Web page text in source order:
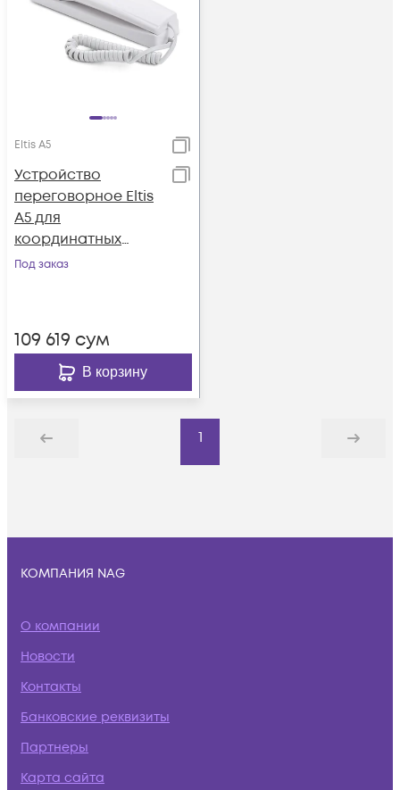
Eltis A5
Устройство
переговорное Eltis
A5 для
координатных
домофонов
Под заказ
109 619 сум
В корзину
Назад
1
Дальше
КОМПАНИЯ NAG
О компании
Новости
Контакты
Банковские реквизиты
Партнеры
Карта сайта